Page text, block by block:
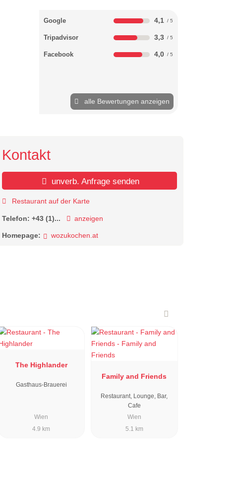
Google 4,1
Tripadvisor 3,3
Facebook 4,0
alle Bewertungen anzeigen
Kontakt
unverb. Anfrage senden
Restaurant auf der Karte
Telefon:+43 (1)... anzeigen
Homepage: wozukochen.at
The Highlander
Gasthaus-Brauerei
Wien
4.9 km
Family and Friends
Restaurant, Lounge, Bar,
Cafe
Wien
5.1 km